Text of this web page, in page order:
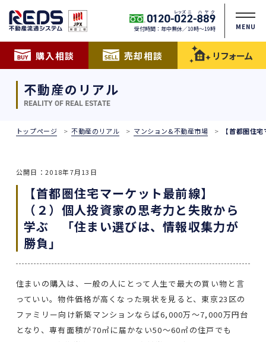
受付時間：年中無休／10時〜19時 MENU
購入相談 売却相談 リフォーム
不動産のリアル
REALITY OF REAL ESTATE
トップページ 不動産のリアル マンション&不動産市場 【首都圏住
公開日：2018年7月13日
【首都圏住宅マーケット最前線】
（２）個人投資家の思考力と失敗から
学ぶ 「住まい選びは、情報収集力が
勝負」
住まいの購入は、一般の人にとって人生で最大の買い物と言
っていい。物件価格が高くなった現状を見ると、東京23区の
ファミリー向け新築マンションならば6,000万～7,000万円台
となり、専有面積が70㎡に届かない50～60㎡の住戸でも